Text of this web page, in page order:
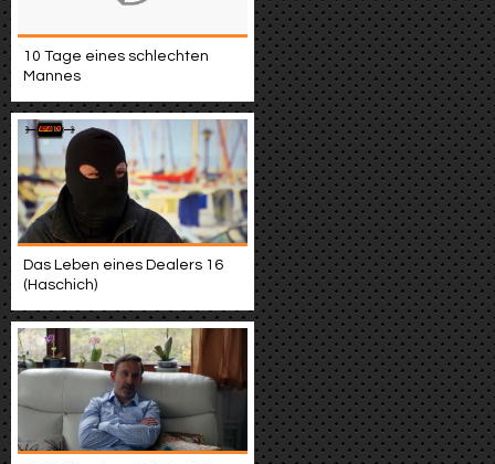
10 Tage eines schlechten
Mannes
Das Leben eines Dealers 16
(Haschich)